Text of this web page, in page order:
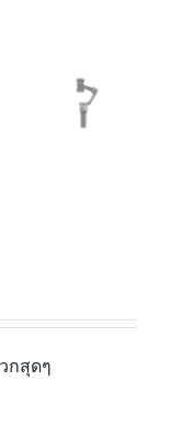
กสุดๆ